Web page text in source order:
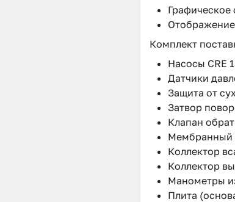
Графическое
Комплект
Насосы CRE
Датчики
Защита от
Затвор
Клапан
Мембранный
Коллектор
Коллектор
Манометры
Плита